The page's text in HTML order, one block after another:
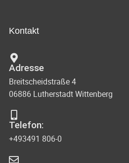
Kontakt
Adresse
Breitscheidstraße 4
06886 Lutherstadt Wittenberg
Telefon:
+493491 806-0